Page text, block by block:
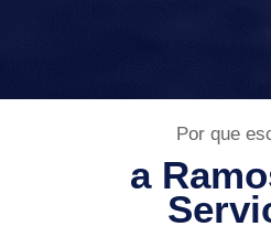
Por que
a